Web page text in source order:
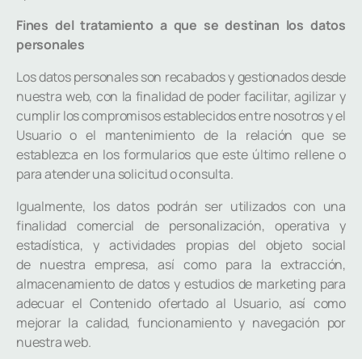
Fines del tratamiento a que se destinan los datos
personales
Los datos personales son recabados y gestionados desde
nuestra web, con la finalidad de poder facilitar, agilizar y
cumplir los compromisos establecidos entre nosotros y el
Usuario o el mantenimiento de la relación que se
establezca en los formularios que este último rellene o
para atender una solicitud o consulta.
Igualmente, los datos podrán ser utilizados con una
finalidad comercial de personalización, operativa y
estadística, y actividades propias del objeto social
de nuestra empresa, así como para la extracción,
almacenamiento de datos y estudios de marketing para
adecuar el Contenido ofertado al Usuario, así como
mejorar la calidad, funcionamiento y navegación por
nuestra web.